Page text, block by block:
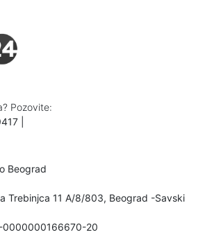
Pozovite:
Beograd
Trebinjca 11 A/8/803, Beograd -Savski
0000000166670-20